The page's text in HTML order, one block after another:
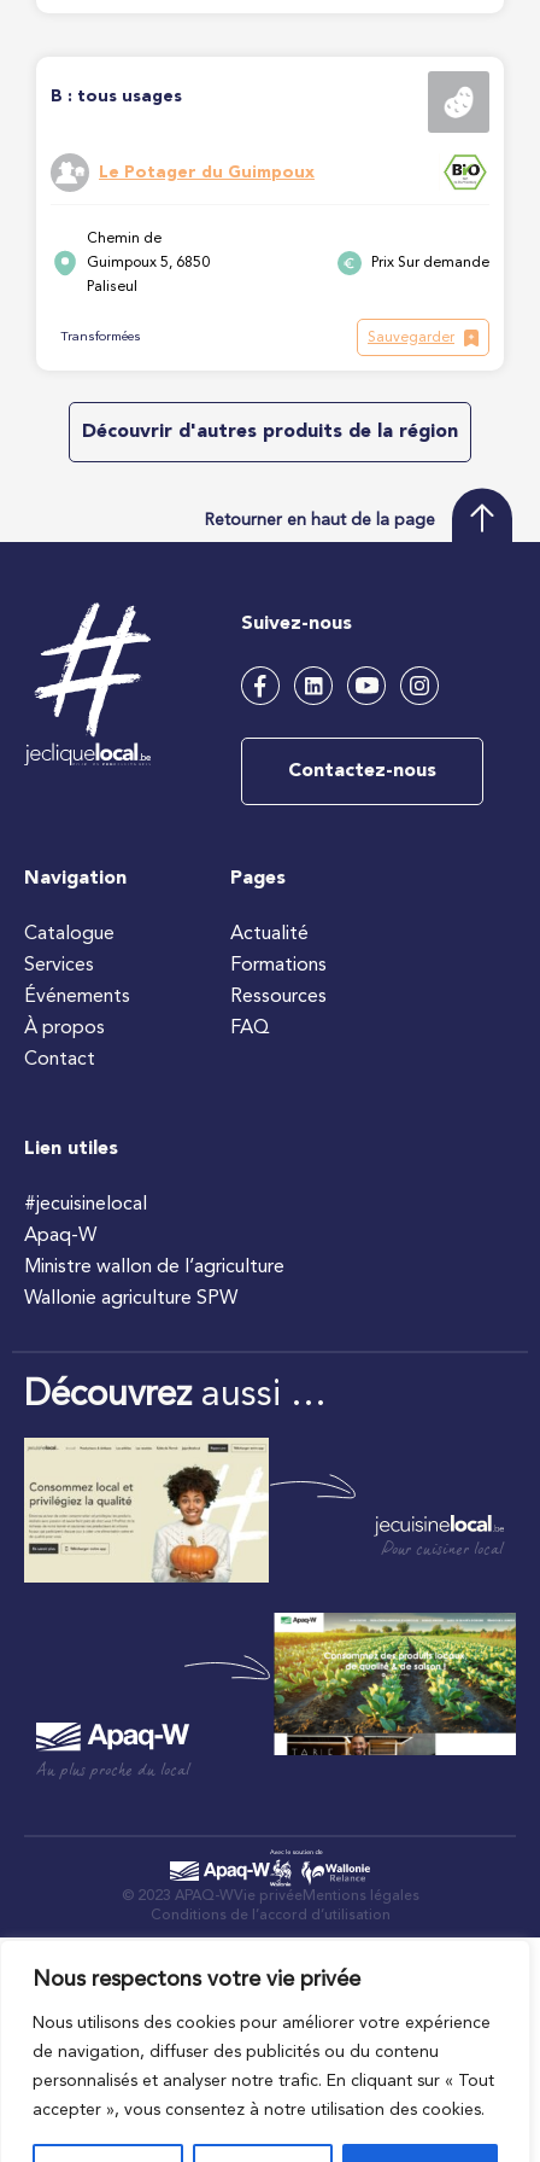
Nous respectons votre vie privée
Nous utilisons des cookies pour améliorer votre expérience
de navigation, diffuser des publicités ou du contenu
personnalisés et analyser notre trafic. En cliquant sur « Tout
accepter », vous consentez à notre utilisation des cookies.
B : tous usages
Le Potager du Guimpoux
Chemin de
Guimpoux 5, 6850
Paliseul
Prix Sur demande
Transformées Sauvegarder
Découvrir d'autres produits de la région
Retourner en haut de la page
Suivez-nous
Contactez-nous
Navigation
Catalogue
Services
Événements
À propos
Contact
Pages
Actualité
Formations
Ressources
FAQ
Lien utiles
#jecuisinelocal
Apaq-W
Ministre wallon de l’agriculture
Wallonie agriculture SPW
Découvrezaussi …
Pour cuisiner local
Au plus proche du local
© 2023 APAQ-WVie privée Mentions légales
Conditions de l’accord d’utilisation